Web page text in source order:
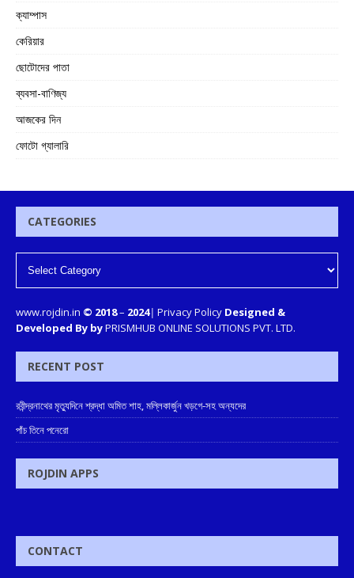
ক্যাম্পাস
কেরিয়ার
ছোটোদের পাতা
ব্যবসা-বাণিজ্য
আজকের দিন
ফোটো গ্যালারি
CATEGORIES
www.rojdin.in © 2018– 2024| Privacy Policy Designed &
Developed By byPRISMHUB ONLINE SOLUTIONS PVT. LTD.
RECENT POST
রবীন্দ্রনাথের মৃত্যুদিনে শ্রদ্ধা অমিত শাহ, মল্লিকার্জুন খড়গে-সহ অন্যদের
পাঁচ তিনে পনেরো
ROJDIN APPS
CONTACT